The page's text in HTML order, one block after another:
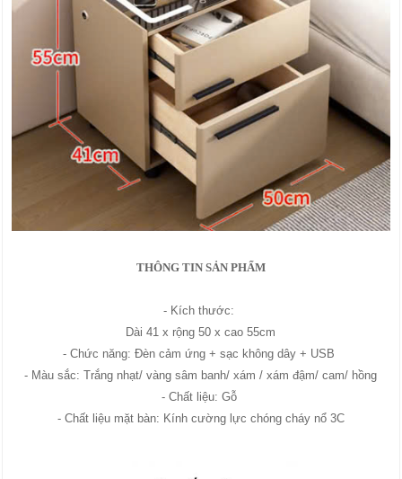
THÔNG TIN SẢN PHẨM
- Kích thước:
Dài 41 x rộng 50 x cao 55cm
- Chức năng: Đèn cảm ứng + sạc không dây + USB
- Màu sắc: Trắng nhạt/ vàng sâm banh/ xám / xám đậm/ cam/ hồng
- Chất liệu: Gỗ
- Chất liệu mặt bàn: Kính cường lực chóng cháy nổ 3C